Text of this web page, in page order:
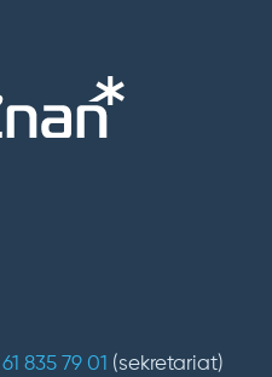
61 835 79 01 (sekretariat)